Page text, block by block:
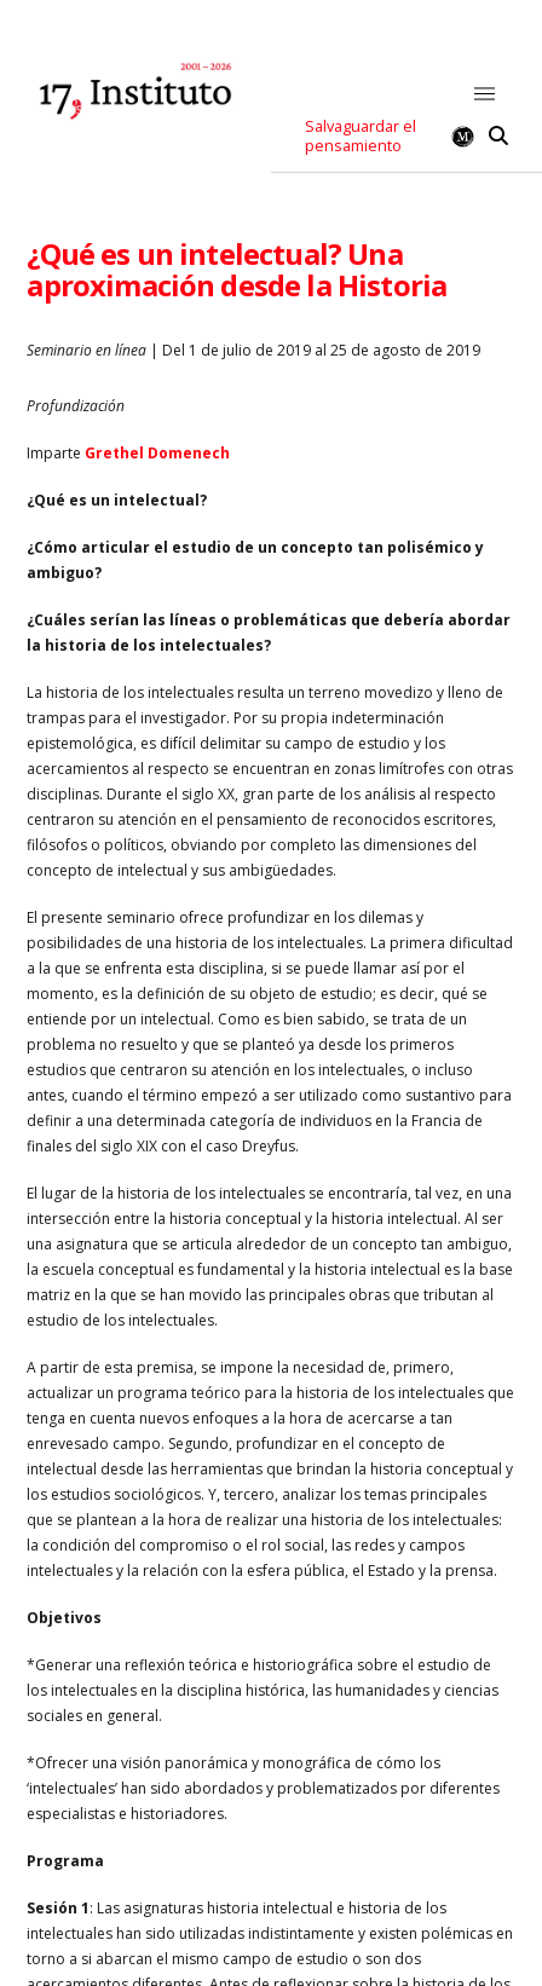
Salvaguardar el
pensamiento
¿Qué es un intelectual? Una
aproximación desde la Historia
Seminario en línea | Del 1 de julio de 2019 al 25 de agosto de 2019
Profundización
Imparte Grethel Domenech
¿Qué es un intelectual?
¿Cómo articular el estudio de un concepto tan polisémico y
ambiguo?
¿Cuáles serían las líneas o problemáticas que debería abordar
la historia de los intelectuales?
La historia de los intelectuales resulta un terreno movedizo y lleno de
trampas para el investigador. Por su propia indeterminación
epistemológica, es difícil delimitar su campo de estudio y los
acercamientos al respecto se encuentran en zonas limítrofes con otras
disciplinas. Durante el siglo XX, gran parte de los análisis al respecto
centraron su atención en el pensamiento de reconocidos escritores,
filósofos o políticos, obviando por completo las dimensiones del
concepto de intelectual y sus ambigüedades.
El presente seminario ofrece profundizar en los dilemas y
posibilidades de una historia de los intelectuales. La primera dificultad
a la que se enfrenta esta disciplina, si se puede llamar así por el
momento, es la definición de su objeto de estudio; es decir, qué se
entiende por un intelectual. Como es bien sabido, se trata de un
problema no resuelto y que se planteó ya desde los primeros
estudios que centraron su atención en los intelectuales, o incluso
antes, cuando el término empezó a ser utilizado como sustantivo para
definir a una determinada categoría de individuos en la Francia de
finales del siglo XIX con el caso Dreyfus.
El lugar de la historia de los intelectuales se encontraría, tal vez, en una
intersección entre la historia conceptual y la historia intelectual. Al ser
una asignatura que se articula alrededor de un concepto tan ambiguo,
la escuela conceptual es fundamental y la historia intelectual es la base
matriz en la que se han movido las principales obras que tributan al
estudio de los intelectuales.
A partir de esta premisa, se impone la necesidad de, primero,
actualizar un programa teórico para la historia de los intelectuales que
tenga en cuenta nuevos enfoques a la hora de acercarse a tan
enrevesado campo. Segundo, profundizar en el concepto de
intelectual desde las herramientas que brindan la historia conceptual y
los estudios sociológicos. Y, tercero, analizar los temas principales
que se plantean a la hora de realizar una historia de los intelectuales:
la condición del compromiso o el rol social, las redes y campos
intelectuales y la relación con la esfera pública, el Estado y la prensa.
Objetivos
*Generar una reflexión teórica e historiográfica sobre el estudio de
los intelectuales en la disciplina histórica, las humanidades y ciencias
sociales en general.
*Ofrecer una visión panorámica y monográfica de cómo los
‘intelectuales’ han sido abordados y problematizados por diferentes
especialistas e historiadores.
Programa
Sesión 1: Las asignaturas historia intelectual e historia de los
intelectuales han sido utilizadas indistintamente y existen polémicas en
torno a si abarcan el mismo campo de estudio o son dos